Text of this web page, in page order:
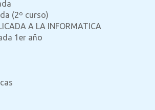
(2º curso)
A LA INFORMATICA
1er año